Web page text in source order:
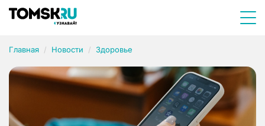
Главная Новости Здоровье